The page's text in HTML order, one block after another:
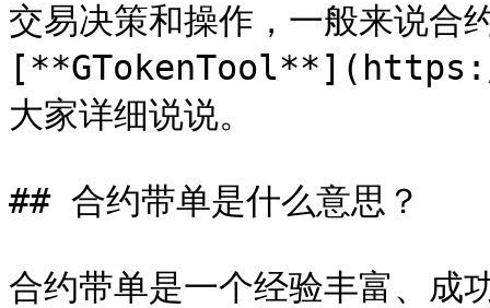
交易决策和操作，一般来说合
大家详细说说。
## 合约带单是什么意思？
合约带单是一个经验丰富、